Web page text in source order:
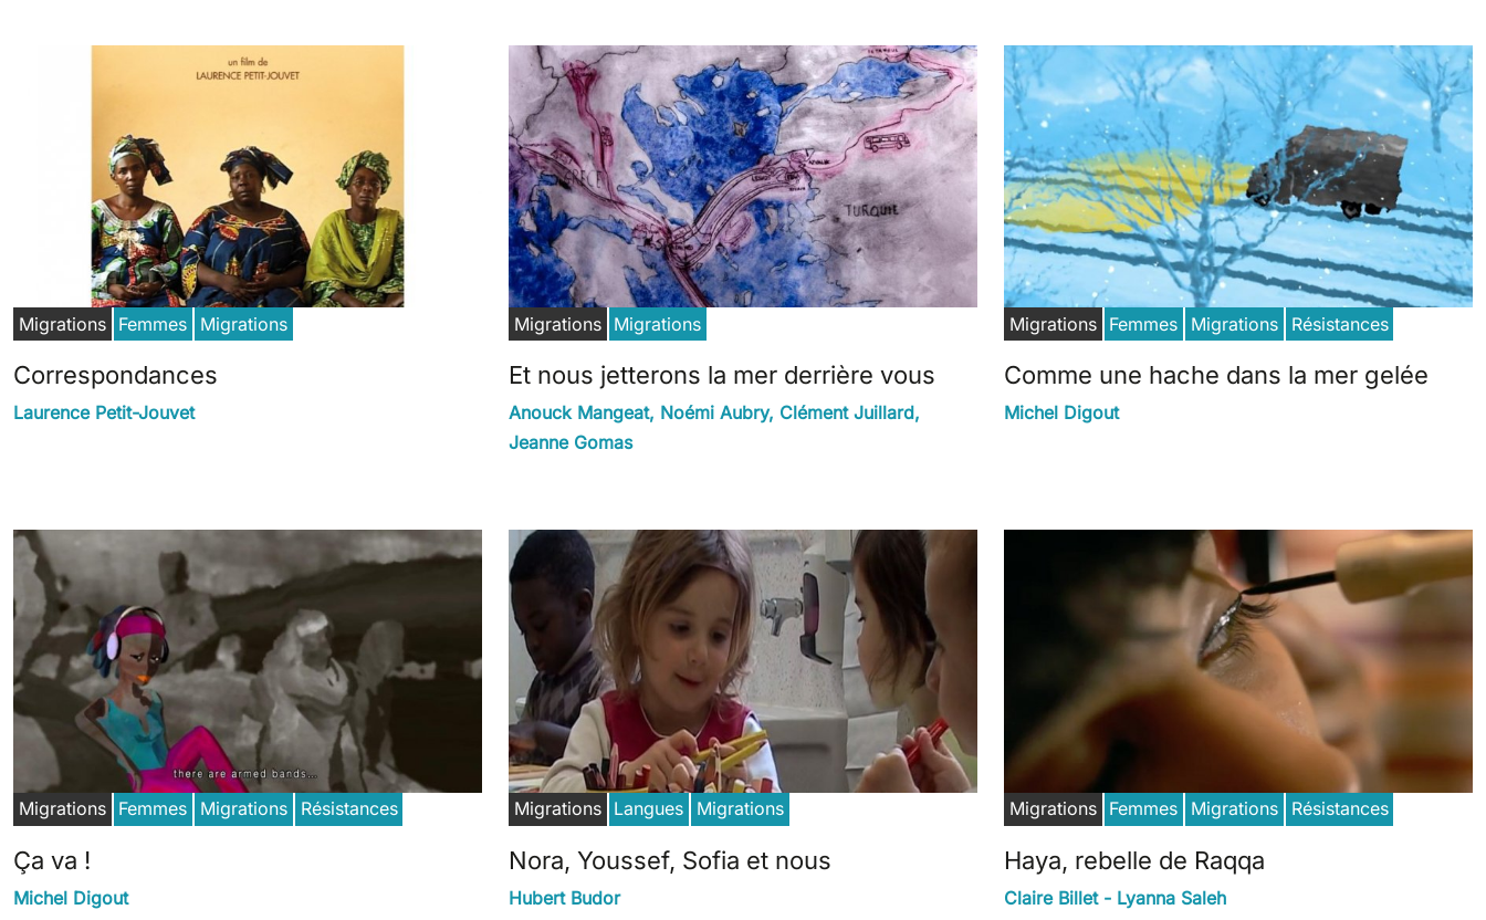
Migrations Femmes Migrations
Correspondances
Laurence Petit-Jouvet
Migrations Migrations
Et nous jetterons la mer derrière vous
Anouck Mangeat, Noémi Aubry, Clément Juillard,
Jeanne Gomas
Migrations Femmes Migrations Résistances
Comme une hache dans la mer gelée
Michel Digout
Migrations Femmes Migrations Résistances
Ça va !
Michel Digout
Migrations Langues Migrations
Nora, Youssef, Sofia et nous
Hubert Budor
Migrations Femmes Migrations Résistances
Haya, rebelle de Raqqa
Claire Billet - Lyanna Saleh